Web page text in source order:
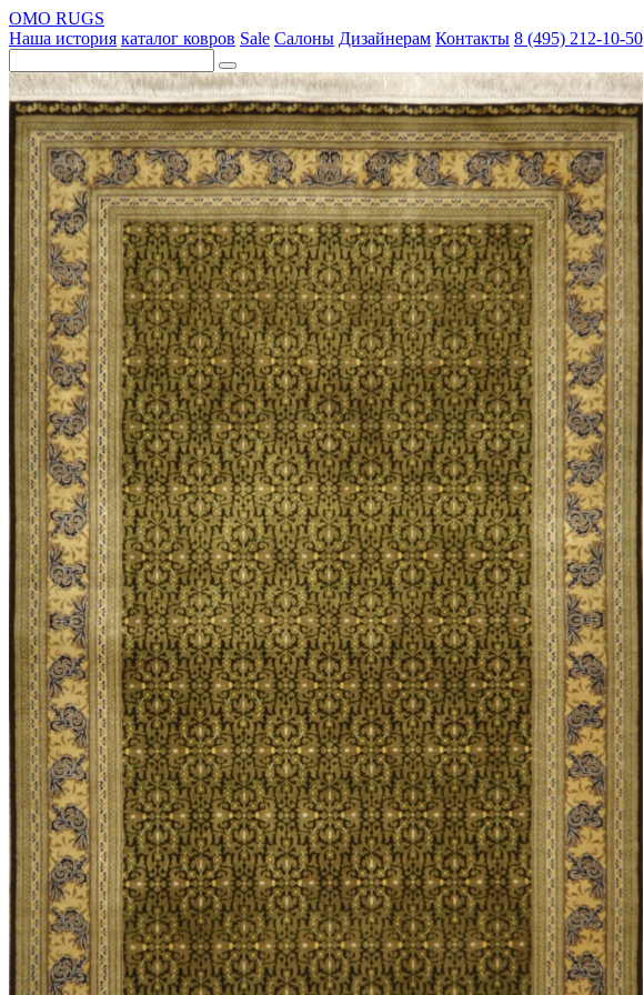
OMO RUGS
Наша история каталог ковров Sale Салоны Дизайнерам Контакты 8 (495) 212-10-50